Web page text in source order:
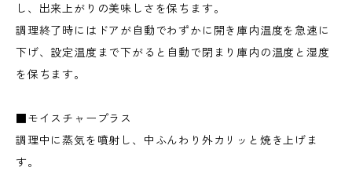
し、出来上がりの美味しさを保ちます。
調理終了時にはドアが自動でわずかに開き庫内温度を急速に
下げ、設定温度まで下がると自動で閉まり庫内の温度と湿度
を保ちます。
■モイスチャープラス
調理中に蒸気を噴射し、中ふんわり外カリッと焼き上げま
す。